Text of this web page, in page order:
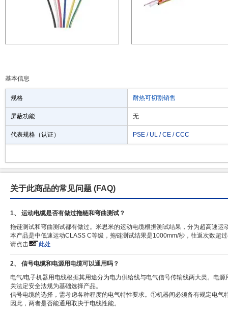
基本信息
规格 耐热可切割销售
屏蔽功能 无
代表规格（认证） PSE / UL / CE / CCC
关于此商品的常见问题 (FAQ)
1、 运动电缆是否有做过拖链和弯曲测试？
拖链测试和弯曲测试都有做过。米思米的运动电缆根据测试结果，分为超高速
本产品是中低速运动CLASS C等级，拖链测试结果是1000mm/秒，往返次数超
请点击
此处
2、 信号电缆和电源用电缆可以通用吗？
电气/电子机器用电线根据其用途分为电力供给线与电气信号传输线两大类。电
关法定安全法规为基础选择产品。
信号电缆的选择，需考虑各种程度的电气特性要求。①机器间必须备有规定电
因此，两者是否能通用取决于电线性能。